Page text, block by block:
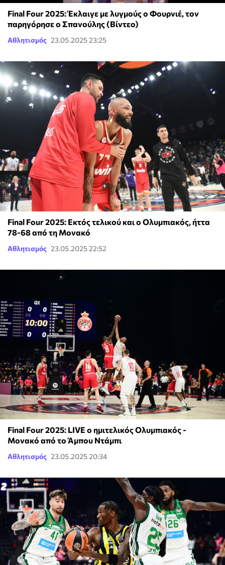
Final Four 2025: Έκλαιγε με λυγμούς ο Φουρνιέ, τον
παρηγόρησε ο Σπανούλης (Βίντεο)
Αθλητισμός 23.05.2025 23:25
Final Four 2025: Εκτός τελικού και ο Ολυμπιακός, ήττα
78-68 από τη Μονακό
Αθλητισμός 23.05.2025 22:52
Final Four 2025: LIVE ο ημιτελικός Ολυμπιακός -
Μονακό από το Άμπου Ντάμπι
Αθλητισμός 23.05.2025 20:34